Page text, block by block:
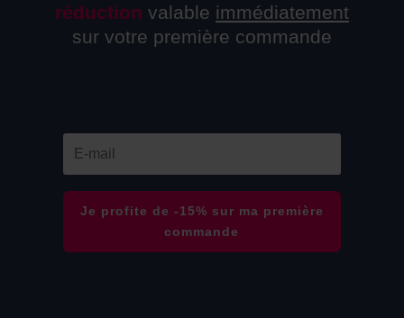
réduction valable immédiatement
sur votre première commande
Je profite de -15% sur ma première
commande